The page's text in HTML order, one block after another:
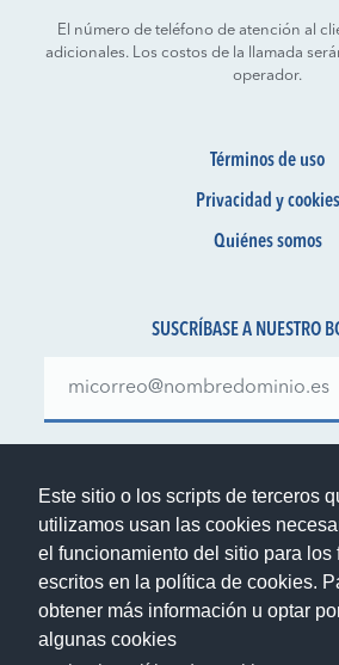
Este sitio o los scripts de terceros
utilizamos usan las cookies
el funcionamiento del sitio para los
escritos en la política de cookies.
obtener más información u optar
algunas cookies
El número de teléfono de atención al
adicionales. Los costos de la llamada
operador.
Términos de uso
Privacidad y cookies
Quiénes somos
SUSCRÍBASE A NUESTRO
Manténgase al día sobre nuestras
SUBSCRIBIRSE